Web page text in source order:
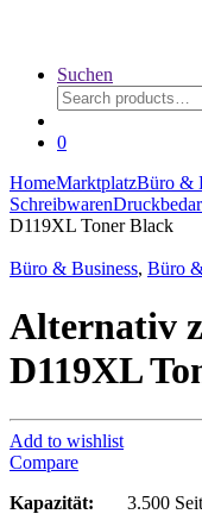
Suchen
Search
for:
0
HomeMarktplatzBüro &
Schreibwaren
D119XL Toner Black
Büro & Business, Büro
Alternativ
D119XL
Add to wishlist
Compare
Kapazität: 3.500